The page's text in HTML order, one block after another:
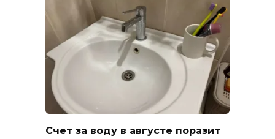
Счет за воду в августе поразит